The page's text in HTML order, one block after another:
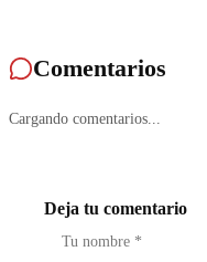
Comentarios
Cargando comentarios...
Deja tu comentario